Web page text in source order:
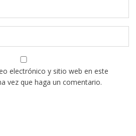
electrónico y sitio web en este
vez que haga un comentario.